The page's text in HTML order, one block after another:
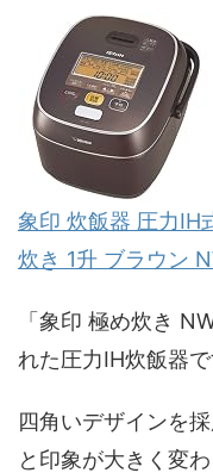
象印 炊飯器 圧力IH
炊き 1升 ブラウン
「象印 極め炊き
れた圧力IH炊飯器で
四角いデザインを
と印象が大きく変